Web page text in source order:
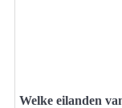
Welke eilanden